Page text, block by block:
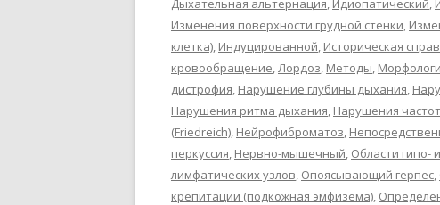
Дыхательная альтернация, Идиопатический,
Изменения поверхности грудной стенки,
клетка), Индуцированной, Историческая
кровообращение,Лордоз, Методы,
дистрофия, Нарушение глубины дыхания,
Нарушения ритма дыхания, Нарушения
(Friedreich), Нейрофиброматоз,
перкуссия, Нервно-мышечный, Области гипо-
лимфатических узлов, Опоясывающий герпес,
крепитации (подкожная эмфизема),